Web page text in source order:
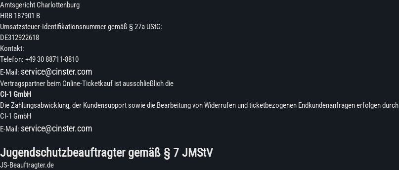
Amtsgericht Charlottenburg
HRB 187901 B
Umsatzsteuer-Identifikationsnummer gemäß § 27a UStG:
DE312922618
Kontakt:
Telefon: +49 30 88711-8810
E-Mail: service@cinster.com
Vertragspartner beim Online-Ticketkauf ist ausschließlich die
CI-1 GmbH
Die Zahlungsabwicklung, der Kundensupport sowie die Bearbeitung von Widerrufen und ticketbezogenen Endkundenanfragen erfolgen durch
CI-1 GmbH
E-Mail: service@cinster.com
Jugendschutzbeauftragter gemäß § 7 JMStV
JS-Beauftragter.de